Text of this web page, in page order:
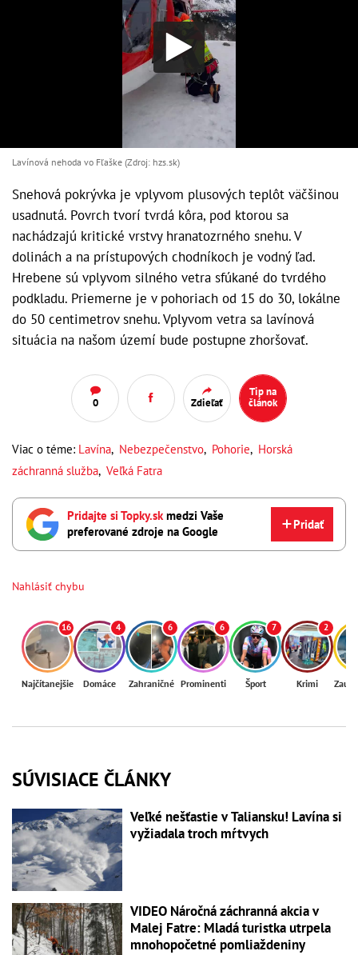
Lavínová nehoda vo Fľaške (Zdroj: hzs.sk)
Snehová pokrývka je vplyvom plusových teplôt väčšinou
usadnutá. Povrch tvorí tvrdá kôra, pod ktorou sa
nachádzajú kritické vrstvy hranatozrného snehu. V
dolinách a na prístupových chodníkoch je vodný ľad.
Hrebene sú vplyvom silného vetra sfúkané do tvrdého
podkladu. Priemerne je v pohoriach od 15 do 30, lokálne
do 50 centimetrov snehu. Vplyvom vetra sa lavínová
situácia na našom území bude postupne zhoršovať.
0 Zdieľať
Tip na
článok
Viac o téme: Lavína, Nebezpečenstvo, Pohorie, Horská
záchranná služba, Veľká Fatra
Pridajte si Topky.skmedzi Vaše
preferované zdroje na Google
Pridať
Nahlásiť chybu
16
Najčítanejšie
4
Domáce
6
Zahraničné
6
Prominenti
7
Šport
2
Krimi
SÚVISIACE ČLÁNKY
Veľké nešťastie v Taliansku! Lavína si
vyžiadala troch mŕtvych
VIDEO Náročná záchranná akcia v
Malej Fatre: Mladá turistka utrpela
mnohopočetné pomliaždeniny